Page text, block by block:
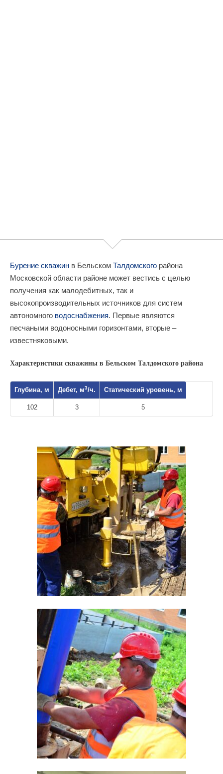
Бурение скважин в Бельском Талдомского района
Московской области районе может вестись с целью
получения как малодебитных, так и
высокопроизводительных источников для систем
автономного водоснабжения. Первые являются
песчаными водоносными горизонтами, вторые –
известняковыми.
Характеристики скважины в Бельском Талдомского района
Глубина, м Дебет, м3/ч. Статический уровень, м
102 3 5